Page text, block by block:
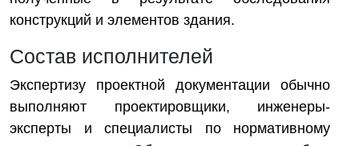
конструкций и элементов здания.
Состав исполнителей
Экспертизу проектной документации обычно
выполняют проектировщики, инженеры-
эксперты и специалисты по нормативному